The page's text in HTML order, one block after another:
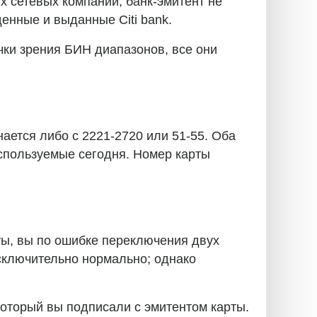
и выданные Citi bank.
зрения БИН диапазонов, все они
либо с 2221-2720 или 51-55. Оба
сегодня. Номер карты
вы по ошибке переключения двух
нормально; однако
вы подписали с эмитентом карты.